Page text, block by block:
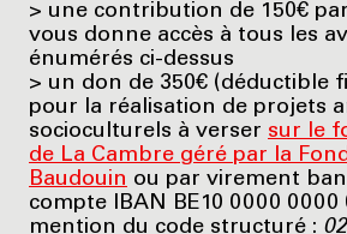
> une contribution de 150€
vous donne accès à tous les
énumérés ci-dessus
> un don de 350€ (déductible
pour la réalisation de projets
socioculturels à verser sur le
de La Cambre géré par la
Baudouin ou par virement
compte IBAN BE10 0000 0000
mention du code structuré :